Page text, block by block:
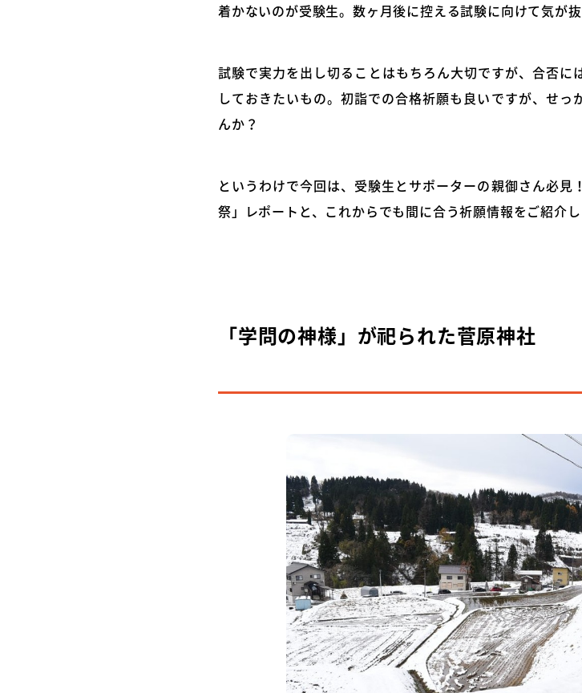
着かないのが受験生。数ヶ月後に控える試験に向けて気が抜
試験で実力を出し切ることはもちろん大切ですが、合否に
しておきたいもの。初詣での合格祈願も良いですが、せ
んか？
というわけで今回は、受験生とサポーターの親御さん必
祭」レポートと、これからでも間に合う祈願情報をご紹介し
「学問の神様」が祀られた菅原神社